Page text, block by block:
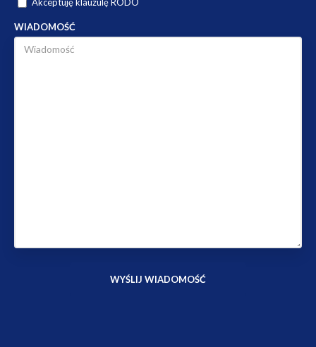
WIADOMOŚĆ